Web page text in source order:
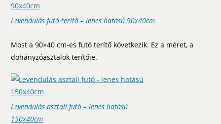
Levendulás futó terítő – lenes hatású 90x40cm
Most a 90×40 cm-es futó terítő következik. Ez a méret, a
dohányzóasztalok terítője.
Levendulás asztali futó – lenes hatású
150x40cm